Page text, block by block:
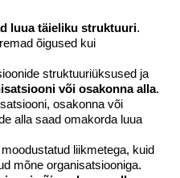
luua täieliku struktuuri.
õigused kui
struktuuriüksused ja
või osakonna alla.
osakonna või
alla saad omakorda luua
liikmetega, kuid
mõne organisatsiooniga.